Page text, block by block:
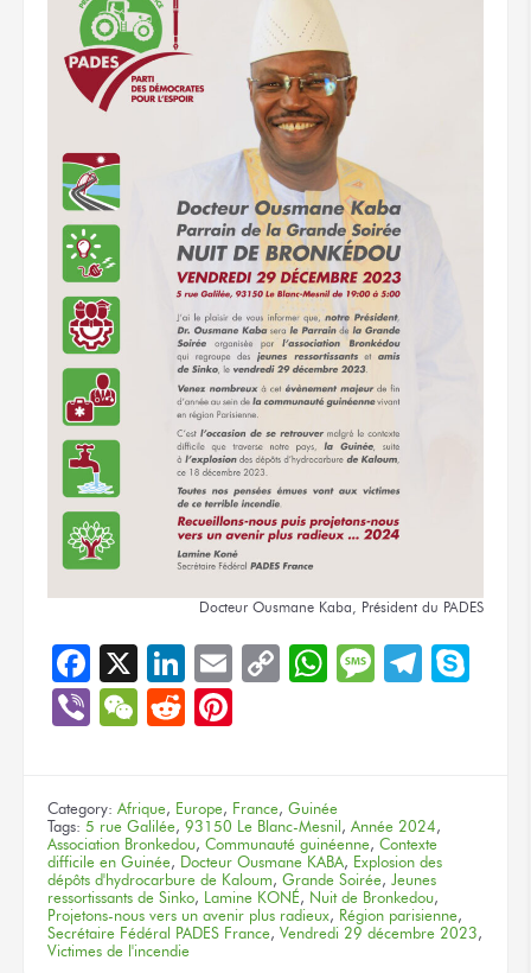
Docteur Ousmane Kaba, Président du PADES
Facebook
X LinkedIn
EmailCopyWhatsApp
Message
ViberWeChat
Reddit
Category: Afrique, Europe, France, Guinée
Tags: 5 rue Galilée, 93150 Le Blanc-Mesnil , Année 2024,
Association Bronkedou, Communauté guinéenne, Contexte
difficile en Guinée, Docteur Ousmane KABA, Explosion des
dépôts d'hydrocarbure de Kaloum, Grande Soirée, Jeunes
ressortissants de Sinko, Lamine KONÉ, Nuit de Bronkedou,
Projetons-nous vers un avenir plus radieux, Région parisienne,
Secrétaire Fédéral PADES France, Vendredi 29 décembre 2023,
Victimes de l'incendie